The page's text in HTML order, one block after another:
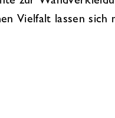
Vielfalt lassen